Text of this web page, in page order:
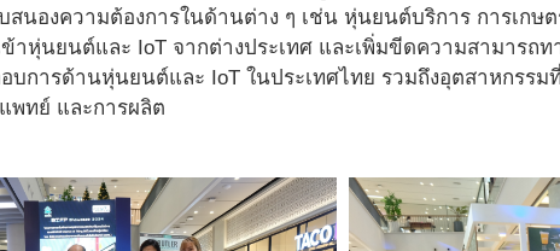
สนองความต้องการในด้านต่าง ๆ เช่น หุ่นยนต์บริการ การเกษ
าหุ่นยนต์และ IoT จากต่างประเทศ และเพิ่มขีดความสามารถท
บการด้านหุ่นยนต์และ IoT ในประเทศไทย รวมถึงอุตสาหกรร
พทย์ และการผลิต